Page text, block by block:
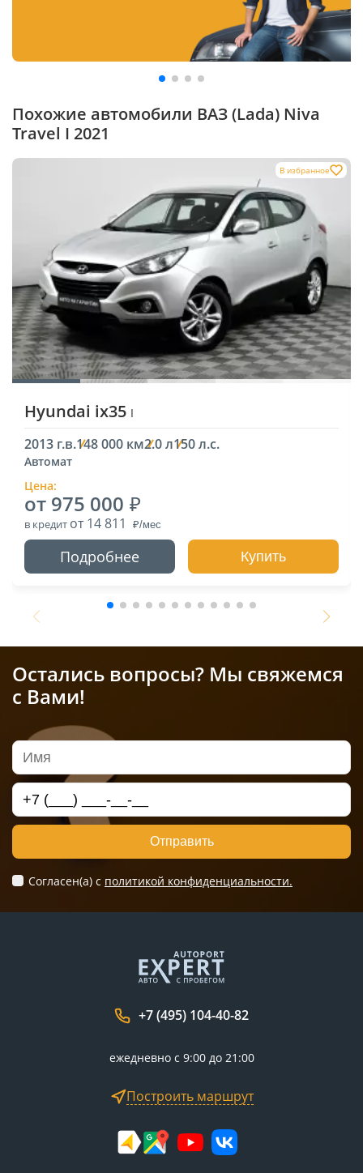
Похожие автомобили ВАЗ (Lada) Niva
Travel I 2021
В избранное
Hyundai ix35 I
2013 г.в.148 000 км2.0 л150 л.с.
Автомат
Цена:
от 975 000
в кредит от 14 811
Подробнее Купить
Остались вопросы? Мы свяжемся
с Вами!
Отправить
Согласен(а) c политикой конфиденциальности.
+7 (495) 104-40-82
ежедневно с 9:00 до 21:00
Построить маршрут